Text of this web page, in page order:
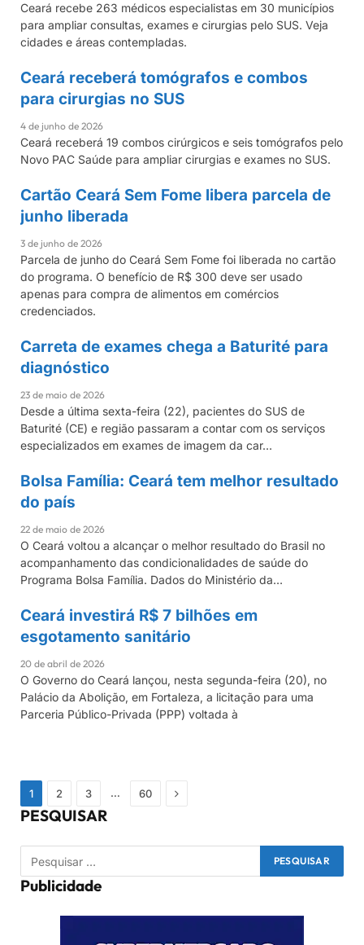
Ceará recebe 263 médicos especialistas em 30 municípios
para ampliar consultas, exames e cirurgias pelo SUS. Veja
cidades e áreas contempladas.
CEARÁ
Ceará receberá tomógrafos e combos
para cirurgias no SUS
4 de junho de 2026
Ceará receberá 19 combos cirúrgicos e seis tomógrafos pelo
Novo PAC Saúde para ampliar cirurgias e exames no SUS.
CEARÁ
Cartão Ceará Sem Fome libera parcela de
junho liberada
3 de junho de 2026
Parcela de junho do Ceará Sem Fome foi liberada no cartão
do programa. O benefício de R$ 300 deve ser usado
apenas para compra de alimentos em comércios
credenciados.
CEARÁ
Carreta de exames chega a Baturité para
diagnóstico
23 de maio de 2026
Desde a última sexta-feira (22), pacientes do SUS de
Baturité (CE) e região passaram a contar com os serviços
especializados em exames de imagem da car…
BOLSA FAMÍLIA
Bolsa Família: Ceará tem melhor resultado
do país
22 de maio de 2026
O Ceará voltou a alcançar o melhor resultado do Brasil no
acompanhamento das condicionalidades de saúde do
Programa Bolsa Família. Dados do Ministério da…
CEARÁ
Ceará investirá R$ 7 bilhões em
esgotamento sanitário
20 de abril de 2026
O Governo do Ceará lançou, nesta segunda-feira (20), no
Palácio da Abolição, em Fortaleza, a licitação para uma
Parceria Público-Privada (PPP) voltada à
1 2 3 … 60 Próximo
PESQUISAR
Publicidade